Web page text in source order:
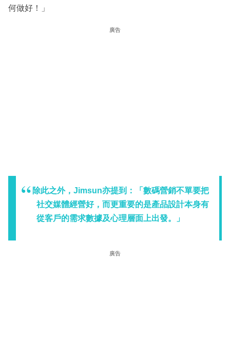
何做好！」
廣告
除此之外，Jimsun亦提到：「數碼營銷不單要把
社交媒體經營好，而更重要的是產品設計本身有
從客戶的需求數據及心理層面上出發。」
廣告